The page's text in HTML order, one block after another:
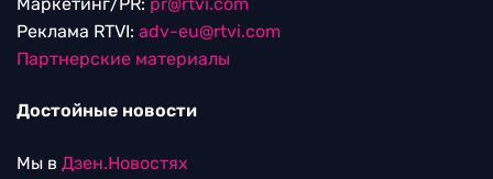
Реклама RTVI: adv-eu@rtvi.com
Партнерские материалы
Достойные новости
Мы в Дзен.Новостях